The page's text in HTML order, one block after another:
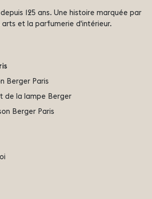
125 ans. Une histoire marquée par
arts et la parfumerie d'intérieur.
Berger Paris
de la lampe Berger
Berger Paris